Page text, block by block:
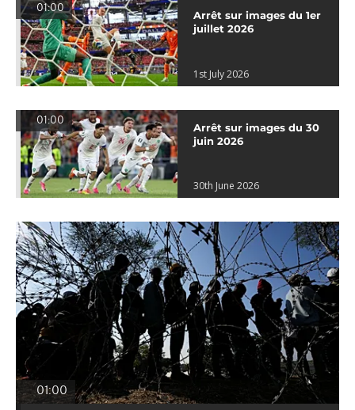
01:00
Arrêt sur images du 1er
juillet 2026
1st July 2026
01:00
Arrêt sur images du 30
juin 2026
30th June 2026
01:00